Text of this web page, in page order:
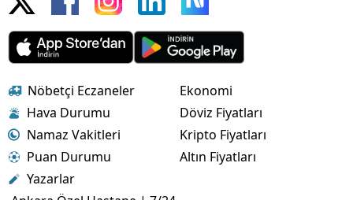
Nöbetçi Eczaneler
Hava Durumu
Namaz Vakitleri
Puan Durumu
Yazarlar
Ekonomi
Döviz Fiyatları
Kripto Fiyatları
Altın Fiyatları